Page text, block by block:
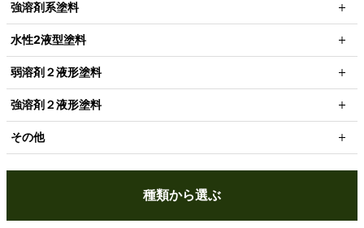
強溶剤系塗料
水性2液型塗料
弱溶剤２液形塗料
強溶剤２液形塗料
その他
種類から選ぶ